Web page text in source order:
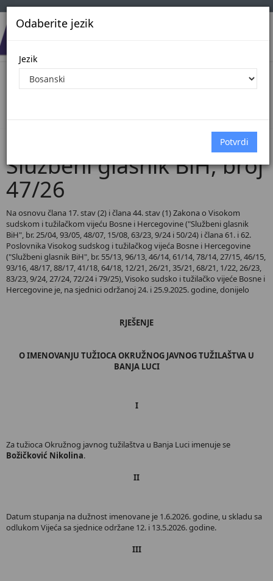
Odaberite jezik
Jezik
Pregled Dokumenata| Broj 47/26
Službeni glasnik BiH, broj
47/26
Na osnovu člana 17. stav (2) i člana 44. stav (1) Zakona o Visokom
sudskom i tužilačkom vijeću Bosne i Hercegovine ("Službeni glasnik
BiH", br. 25/04, 93/05, 48/07, 15/08, 63/23, 9/24 i 50/24) i člana 61. i 62.
Poslovnika Visokog sudskog i tužilačkog vijeća Bosne i Hercegovine
("Službeni glasnik BiH", br. 55/13, 96/13, 46/14, 61/14, 78/14, 27/15, 46/15,
93/16, 48/17, 88/17, 41/18, 64/18, 12/21, 26/21, 35/21, 68/21, 1/22, 26/23,
83/23, 9/24, 27/24, 72/24 i 79/25), Visoko sudsko i tužilačko vijeće Bosne i
Hercegovine je, na sjednici održanoj 24. i 25.9.2025. godine, donijelo
RJEŠENJE
O IMENOVANJU TUŽIOCA OKRUŽNOG JAVNOG TUŽILAŠTVA U
BANJA LUCI
I
Za tužioca Okružnog javnog tužilaštva u Banja Luci imenuje se
Božičković Nikolina.
II
Datum stupanja na dužnost imenovane je 1.6.2026. godine, u skladu sa
odlukom Vijeća sa sjednice održane 12. i 13.5.2026. godine.
III